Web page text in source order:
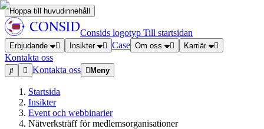
Hoppa till huvudinnehåll
Consids logotyp Till startsidan
Erbjudande Insikter Case Om oss Karriär
Kontakta oss
Kontakta oss
Meny
Startsida
Insikter
Event och webbinarier
Nätverksträff för medlemsorganisationer